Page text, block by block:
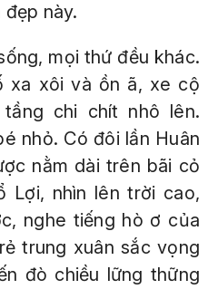
này.
mọi thứ đều khác.
xa xôi và ồn ã, xe cộ
chi chít nhô lên.
nhỏ. Có đôi lần Huân
nằm dài trên bãi cỏ
Lợi, nhìn lên trời cao,
nghe tiếng hò ơ của
trung xuân sắc vọng
đò chiều lững thững